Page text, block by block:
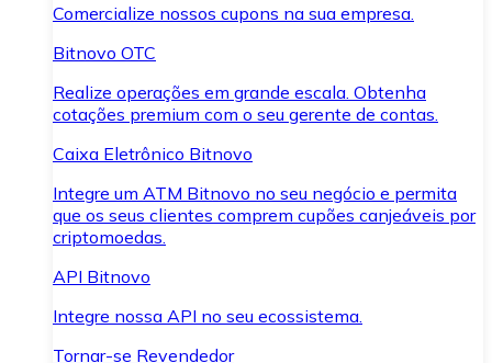
Comercialize nossos cupons na sua empresa.
Bitnovo OTC
Realize operações em grande escala. Obtenha
cotações premium com o seu gerente de contas.
Caixa Eletrônico Bitnovo
Integre um ATM Bitnovo no seu negócio e permita
que os seus clientes comprem cupões canjeáveis por
criptomoedas.
API Bitnovo
Integre nossa API no seu ecossistema.
Tornar-se Revendedor